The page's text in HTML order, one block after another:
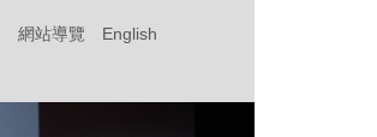
網站導覽 English